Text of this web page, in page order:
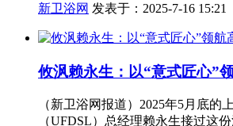
新卫浴网 发表于：2025-7-16 15:21
攸沨赖永生：以“意式匠心”
（新卫浴网报道）2025年5月底
（UFDSL）总经理赖永生接过这